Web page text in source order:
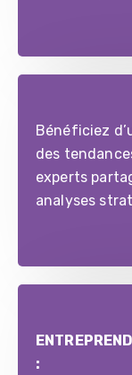
Bénéficiez
des
experts
analyses
: